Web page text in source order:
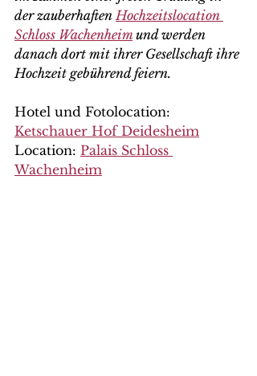
der zauberhaften Hochzeitslocation
Schloss Wachenheim und werden
danach dort mit ihrer Gesellschaft ihre
Hochzeit gebührend feiern.
Hotel und Fotolocation:
Ketschauer Hof Deidesheim
Location: Palais Schloss
Wachenheim